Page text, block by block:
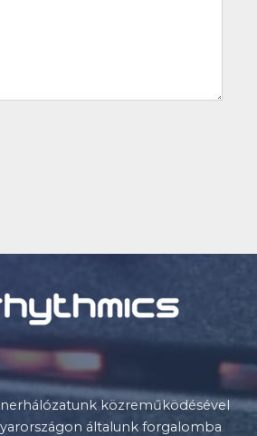
közreműködésével
általunk forgalomba